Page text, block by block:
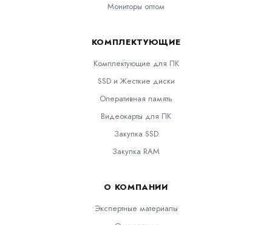
Мониторы оптом
КОМПЛЕКТУЮЩИЕ
Комплектующие для ПК
SSD и Жесткие диски
Оперативная память
Видеокарты для ПК
Закупка SSD
Закупка RAM
О КОМПАНИИ
Экспертные материалы